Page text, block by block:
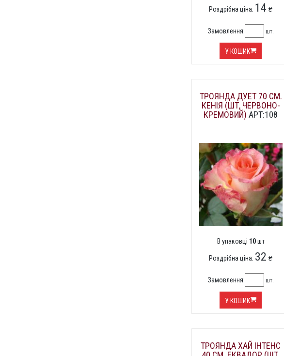
Роздрібна ціна: 14 ₴
Замовлення: шт.
У КОШИК
ТРОЯНДА ДУЕТ 70 СМ.
КЕНІЯ (ШТ, ЧЕРВОНО-
КРЕМОВИЙ) АРТ:108
В упаковці 10шт
Роздрібна ціна: 32 ₴
Замовлення: шт.
У КОШИК
ТРОЯНДА ХАЙ ІНТЕНС